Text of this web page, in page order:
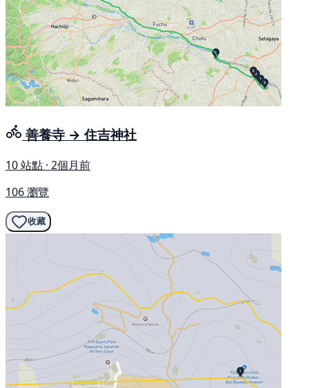
善養寺 → 住吉神社
10 站點 · 2個月前
106 瀏覽
收藏